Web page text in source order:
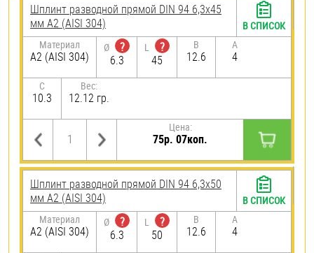
Шплинт разводной прямой DIN 94 6,3х45
мм А2 (AISI 304)
Материал
А2 (AISI 304)
Ø
?
6.3
L
?
45
B
12.6
A
4
C
10.3
Вес:
12.12 гр.
Цена:
75р. 07коп.
В СПИСОК
Шплинт разводной прямой DIN 94 6,3х50
мм А2 (AISI 304)
Материал
А2 (AISI 304)
Ø
?
6.3
L
?
50
B
12.6
A
4
В СПИСОК